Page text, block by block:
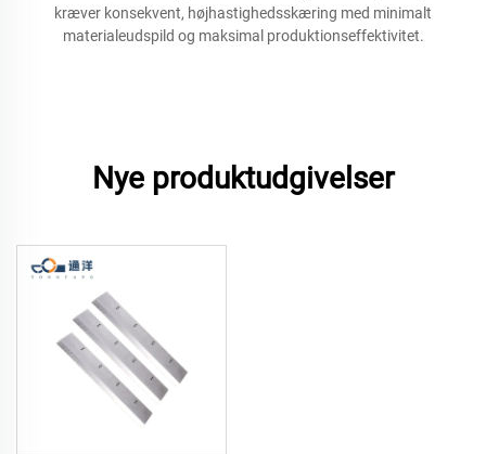
kræver konsekvent, højhastighedsskæring med minimalt
materialeudspild og maksimal produktionseffektivitet.
Nye produktudgivelser